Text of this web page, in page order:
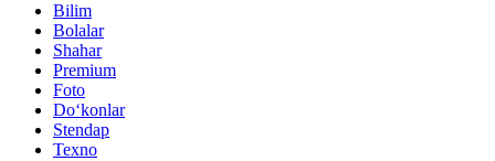
Bilim
Bolalar
Shahar
Premium
Foto
Do‘konlar
Stendap
Texno